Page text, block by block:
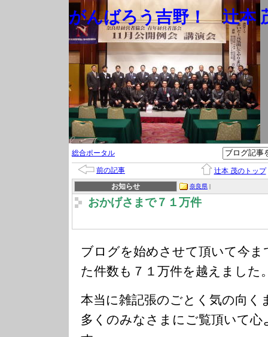
がんばろう吉野！ 辻本
総合ポータル
前の記事
辻本 茂のトップ
お知らせ
奈良県 |
おかげさまで７１万件
ブログを始めさせて頂いて今
た件数も７１万件を越えました
本当に雑記張のごとく気の向く
多くのみなさまにご覧頂いて心